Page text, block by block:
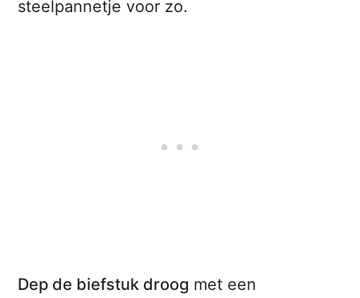
steelpannetje voor zo.
Dep de biefstuk droog met een